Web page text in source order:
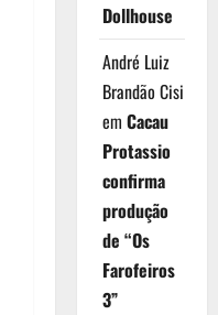
Dollhouse
André Luiz
Brandão Cisi
em Cacau
Protassio
confirma
produção
de “Os
Farofeiros
3”